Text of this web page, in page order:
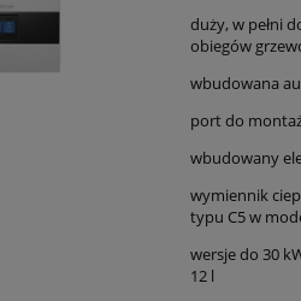
duży, w pełni
obiegów
wbudowana
port do
wbudowany
wymiennik
typu C5 w
wersje do 30
12 l